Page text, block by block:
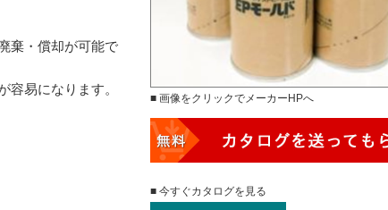
棄・償却が可能で
容易になります。
■ 画像をクリックでメーカーHPへ
■ 今すぐカタログを見る